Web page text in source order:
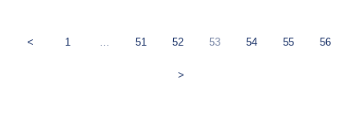
< 1 51 52 53 54 55 56
>